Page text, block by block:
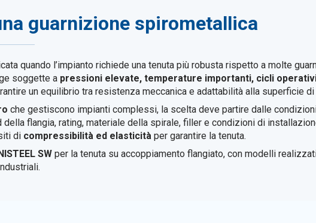
guarnizione spirometallica
quando l’impianto richiede una tenuta più robusta rispetto a molte
soggette a pressioni elevate, temperature importanti, cicli
un equilibrio tra resistenza meccanica e adattabilità alla superficie di
che gestiscono impianti complessi, la scelta deve partire dalle
flangia, rating, materiale della spirale, filler e condizioni di
di compressibilità ed elasticità per garantire la tenuta.
SW per la tenuta su accoppiamento flangiato, con modelli